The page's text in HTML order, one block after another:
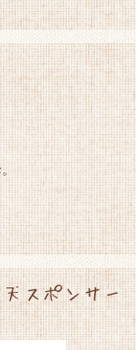
スポンサー